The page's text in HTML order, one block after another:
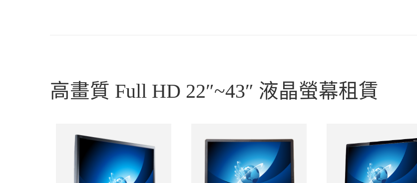
高畫質 Full HD 22″~43″ 液晶螢幕租賃